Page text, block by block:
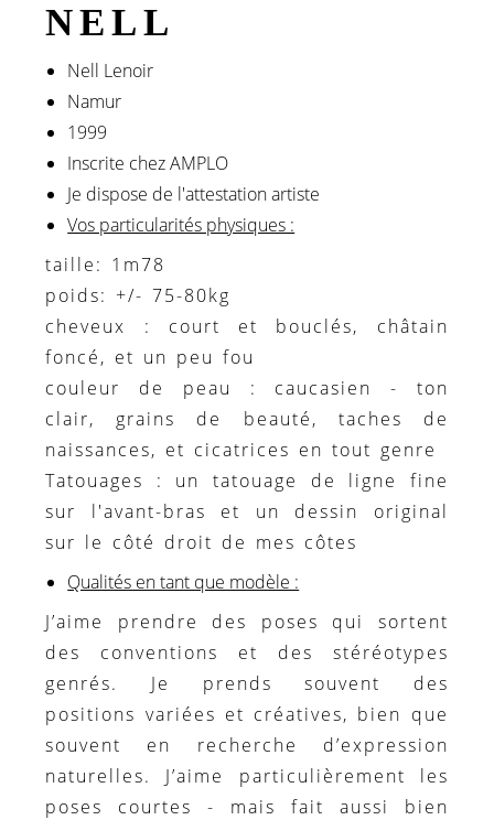
NELL
Nell Lenoir
Namur
1999
Inscrite chez AMPLO
Je dispose de l'attestation artiste
Vos particularités physiques :
taille: 1m78
poids: +/- 75-80kg
cheveux : court et bouclés, châtain
foncé, et un peu fou
couleur de peau : caucasien - ton
clair, grains de beauté, taches de
naissances, et cicatrices en tout genre
Tatouages : un tatouage de ligne fine
sur l'avant-bras et un dessin original
sur le côté droit de mes côtes
Qualités en tant que modèle :
J’aime prendre des poses qui sortent
des conventions et des stéréotypes
genrés. Je prends souvent des
positions variées et créatives, bien que
souvent en recherche d’expression
naturelles. J’aime particulièrement les
poses courtes - mais fait aussi bien